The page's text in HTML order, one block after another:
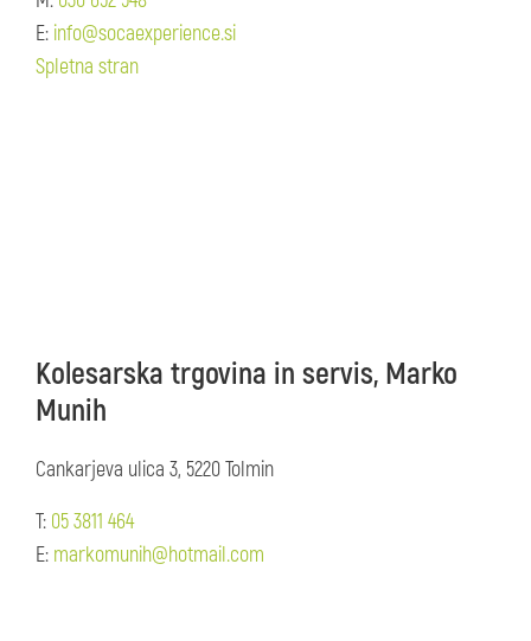
E: info@socaexperience.si
Spletna stran
Kolesarska trgovina in servis, Marko
Munih
Cankarjeva ulica 3, 5220 Tolmin
T: 05 3811 464
E: markomunih@hotmail.com